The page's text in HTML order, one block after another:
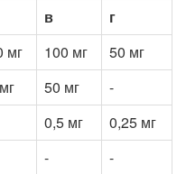
в
г
мг 100 мг
50 мг
50 мг
-
0,5 мг
0,25 мг
-
-